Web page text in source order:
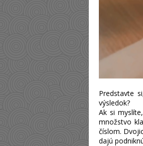
Predstavte
výsledok?
Ak si
množstvo
číslom.
dajú